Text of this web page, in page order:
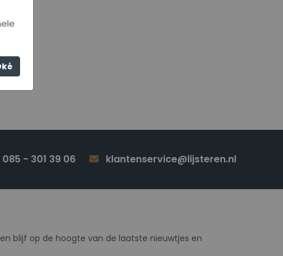
085 - 301 39 06 klantenservice@lijsteren.nl
blijf op de hoogte van de laatste nieuwtjes en